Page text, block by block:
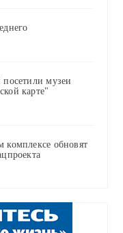
музеи
карте"
комплексе обновят